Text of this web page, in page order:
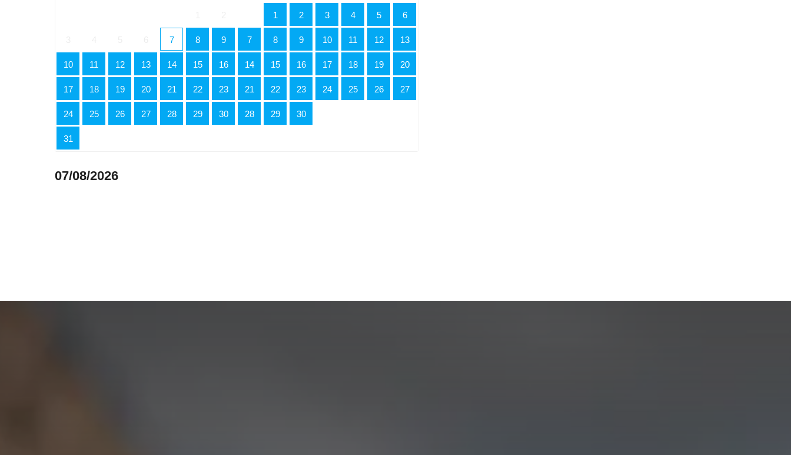
7 8 9
10 11 12 13 14 15 16
17 18 19 20 21 22 23
24 25 26 27 28 29 30
31
1 2 3 4 5 6
7 8 9 10 11 12 13
14 15 16 17 18 19 20
21 22 23 24 25 26 27
28 29 30
07/08/2026